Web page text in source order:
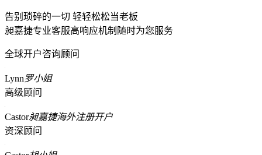
告别琐碎的一切 轻轻松松当老板
昶嘉捷专业客服高响应机制随时为您服务
全球开户咨询顾问
Lynn罗小姐
高级顾问
Castor昶嘉捷海外注册开户
资深顾问